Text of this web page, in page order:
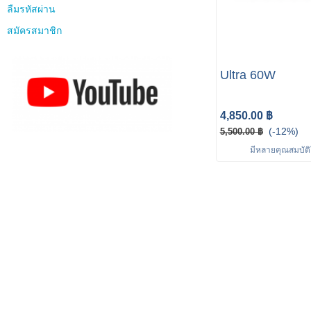
ลืมรหัสผ่าน
สมัครสมาชิก
Ultra 60W
4,850.00 ฿
5,500.00 ฿ (-12%)
มีหลายคุณสมบัติ